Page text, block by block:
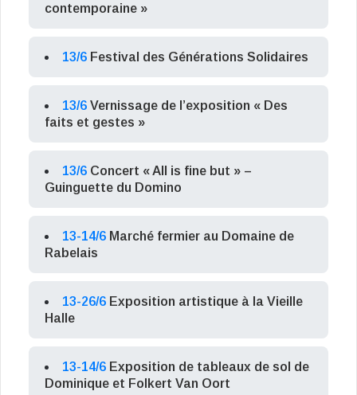
contemporaine »
13/6 Festival des Générations Solidaires
13/6 Vernissage de l’exposition « Des
faits et gestes »
13/6 Concert « All is fine but » –
Guinguette du Domino
13-14/6 Marché fermier au Domaine de
Rabelais
13-26/6 Exposition artistique à la Vieille
Halle
13-14/6 Exposition de tableaux de sol de
Dominique et Folkert Van Oort